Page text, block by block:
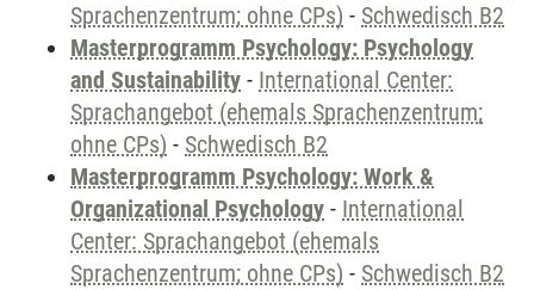
Sprachenzentrum; ohne CPs) - Schwedisch B2
Masterprogramm Psychology: Psychology
and Sustainability - International Center:
Sprachangebot (ehemals Sprachenzentrum;
ohne CPs) - Schwedisch B2
Masterprogramm Psychology: Work &
Organizational Psychology - International
Center: Sprachangebot (ehemals
Sprachenzentrum; ohne CPs) - Schwedisch B2